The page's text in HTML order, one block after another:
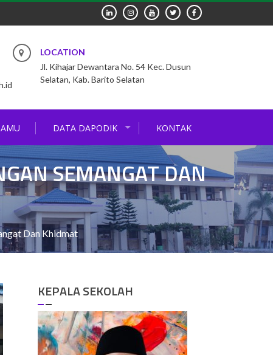
LOCATION
Jl. Kihajar Dewantara No. 54 Kec. Dusun
Selatan, Kab. Barito Selatan
DATA DAPODIK KONTAK
SEMANGAT DAN
Dan Khidmat
KEPALA SEKOLAH